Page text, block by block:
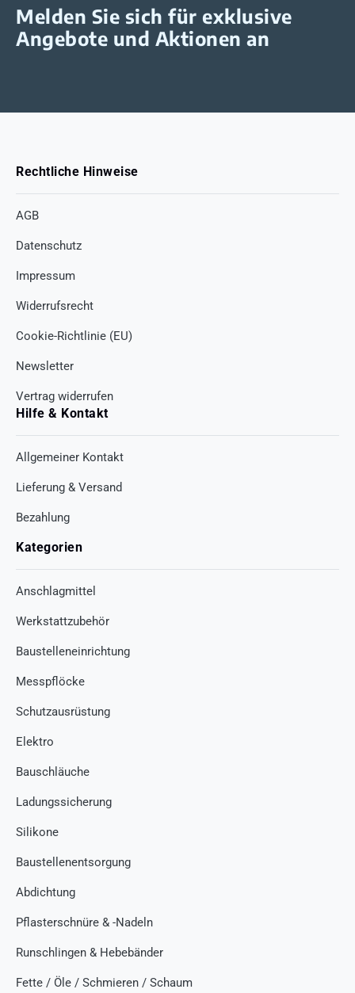
Melden Sie sich für exklusive
Angebote und Aktionen an
Rechtliche Hinweise
AGB
Datenschutz
Impressum
Widerrufsrecht
Cookie-Richtlinie (EU)
Newsletter
Vertrag widerrufen
Hilfe & Kontakt
Allgemeiner Kontakt
Lieferung & Versand
Bezahlung
Kategorien
Anschlagmittel
Werkstattzubehör
Baustelleneinrichtung
Messpflöcke
Schutzausrüstung
Elektro
Bauschläuche
Ladungssicherung
Silikone
Baustellenentsorgung
Abdichtung
Pflasterschnüre & -Nadeln
Runschlingen & Hebebänder
Fette / Öle / Schmieren / Schaum